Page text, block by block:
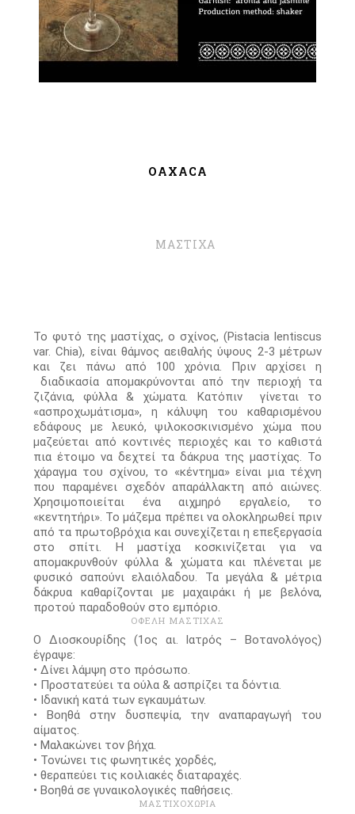
OAXACA
ΜΑΣΤΙΧΑ
Το φυτό της μαστίχας, ο σχίνος, (Pistacia lentiscus
var. Chia), είναι θάμνος αειθαλής ύψους 2-3 μέτρων
και ζει πάνω από 100 χρόνια. Πριν αρχίσει η
διαδικασία απομακρύνονται από την περιοχή τα
ζιζάνια, φύλλα & χώματα. Κατόπιν γίνεται το
«ασπροχωμάτισμα», η κάλυψη του καθαρισμένου
εδάφους µε λευκό, ψιλοκοσκινισμένο χώμα που
μαζεύεται από κοντινές περιοχές και το καθιστά
πια έτοιμο να δεχτεί τα δάκρυα της μαστίχας. Το
χάραγμα του σχίνου, το «κέντημα» είναι μια τέχνη
που παραμένει σχεδόν απαράλλακτη από αιώνες.
Χρησιμοποιείται ένα αιχμηρό εργαλείο, το
«κεντητήρι». Το μάζεμα πρέπει να ολοκληρωθεί πριν
από τα πρωτοβρόχια και συνεχίζεται η επεξεργασία
στο σπίτι. Η μαστίχα κοσκινίζεται για να
απομακρυνθούν φύλλα & χώματα και πλένεται µε
φυσικό σαπούνι ελαιόλαδου. Τα μεγάλα & μέτρια
δάκρυα καθαρίζονται µε μαχαιράκι ή µε βελόνα,
προτού παραδοθούν στο εμπόριο.
ΟΦΕΛΗ ΜΑΣΤΙΧΑΣ
Ο Διοσκουρίδης (1ος αι. Ιατρός – Βοτανολόγος)
έγραψε:
• Δίνει λάμψη στο πρόσωπο.
• Προστατεύει τα ούλα & ασπρίζει τα δόντια.
• Ιδανική κατά των εγκαυμάτων.
• Βοηθά στην δυσπεψία, την αναπαραγωγή του
αίματος.
• Μαλακώνει τον βήχα.
• Τονώνει τις φωνητικές χορδές,
• θεραπεύει τις κοιλιακές διαταραχές.
• Βοηθά σε γυναικολογικές παθήσεις.
ΜΑΣΤΙΧΟΧΩΡΙΑ